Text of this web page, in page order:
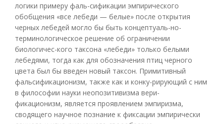
логики примеру фаль-сификации эмпирического
обобщения «все лебеди — белые» после открытия
черных лебедей могло бы быть концептуаль-но-
терминологическое решение об ограничении
биологичес-кого таксона «лебеди» только белыми
лебедями, тогда как для обозначения птиц черного
цвета был бы введен новый таксон. Примитивный
фальсификационизм, также как и конку-рирующий с ним
в философии науки неопозитивизма вери-
фикационизм, является проявлением эмпиризма,
сводящего научное познание к фиксации эмпирически